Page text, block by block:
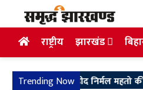
राष्ट्रीय झारखंड
Trending Now
शहीद निर्मल महतो की 39वीं